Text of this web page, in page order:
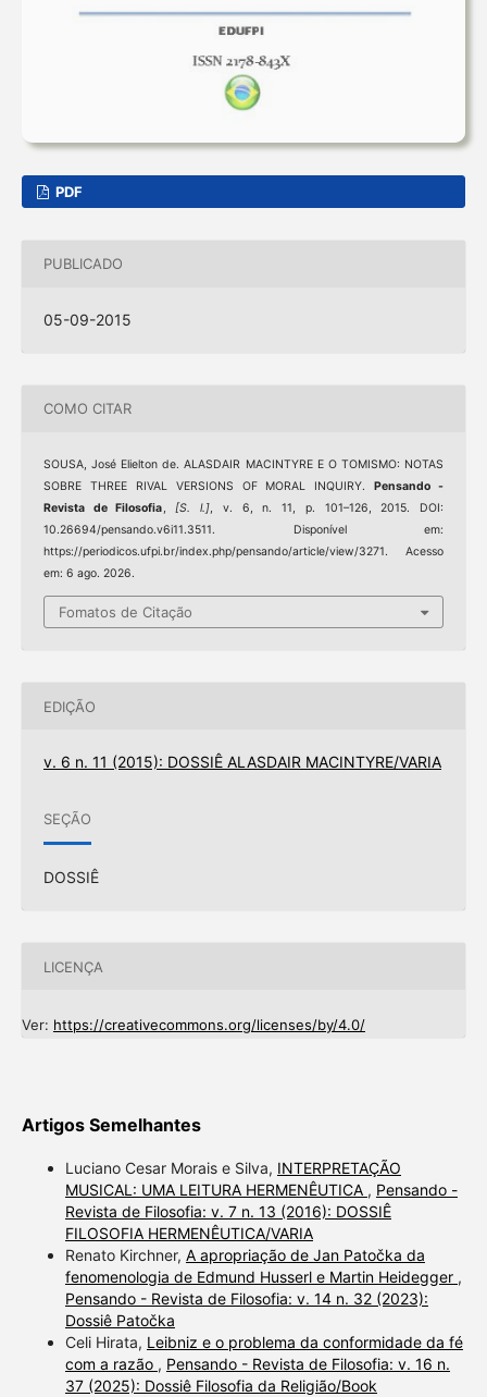
PDF
PUBLICADO
05-09-2015
COMO CITAR
SOUSA, José Elielton de. ALASDAIR MACINTYRE E O TOMISMO: NOTAS
SOBRE THREE RIVAL VERSIONS OF MORAL INQUIRY.Pensando -
Revista de Filosofia,[S. l.], v. 6, n. 11, p. 101–126, 2015. DOI:
10.26694/pensando.v6i11.3511. Disponível em:
https://periodicos.ufpi.br/index.php/pensando/article/view/3271. Acesso
em: 6 ago. 2026.
Fomatos de Citação
EDIÇÃO
v. 6 n. 11 (2015): DOSSIÊ ALASDAIR MACINTYRE/VARIA
SEÇÃO
DOSSIÊ
LICENÇA
Ver: https://creativecommons.org/licenses/by/4.0/
Artigos Semelhantes
Luciano Cesar Morais e Silva, INTERPRETAÇÃO
MUSICAL: UMA LEITURA HERMENÊUTICA , Pensando -
Revista de Filosofia: v. 7 n. 13 (2016): DOSSIÊ
FILOSOFIA HERMENÊUTICA/VARIA
Renato Kirchner, A apropriação de Jan Patočka da
fenomenologia de Edmund Husserl e Martin Heidegger ,
Pensando - Revista de Filosofia: v. 14 n. 32 (2023):
Dossiê Patočka
Celi Hirata, Leibniz e o problema da conformidade da fé
com a razão , Pensando - Revista de Filosofia: v. 16 n.
37 (2025): Dossiê Filosofia da Religião/Book